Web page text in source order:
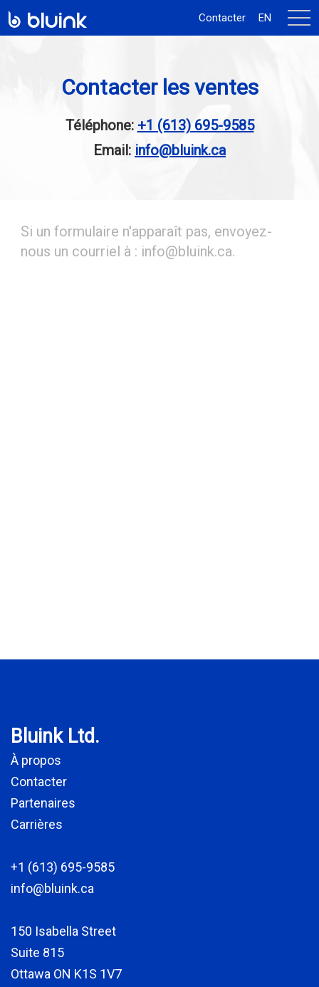
Contacter EN
la
Contacter les ventes
Téléphone: +1 (613) 695-9585
Email: info@bluink.ca
Si un formulaire n'apparaît pas, envoyez-
nous un courriel à : info@bluink.ca.
Bluink Ltd.
À propos
Contacter
Partenaires
Carrières
+1 (613) 695-9585
info@bluink.ca
150 Isabella Street
Suite 815
Ottawa ON K1S 1V7